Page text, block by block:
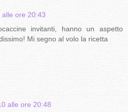
ore 20:43
invitanti, hanno un aspetto
Mi segno al volo la ricetta
alle ore 20:48